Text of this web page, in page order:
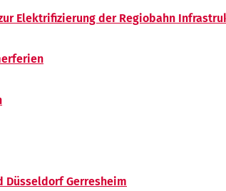
Elektrifizierung der Regiobahn
Düsseldorf Gerresheim